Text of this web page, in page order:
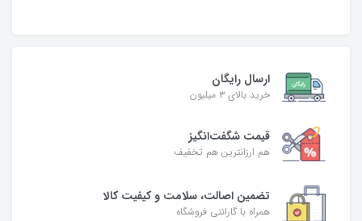
ارسال رایگان
خرید بالای ۳ میلیون
قیمت شگفت‌انگیز
هم ارزانترین هم تخفیف
تضمین اصالت، سلامت و کیفیت کالا
همراه با گارانتی فروشگاه